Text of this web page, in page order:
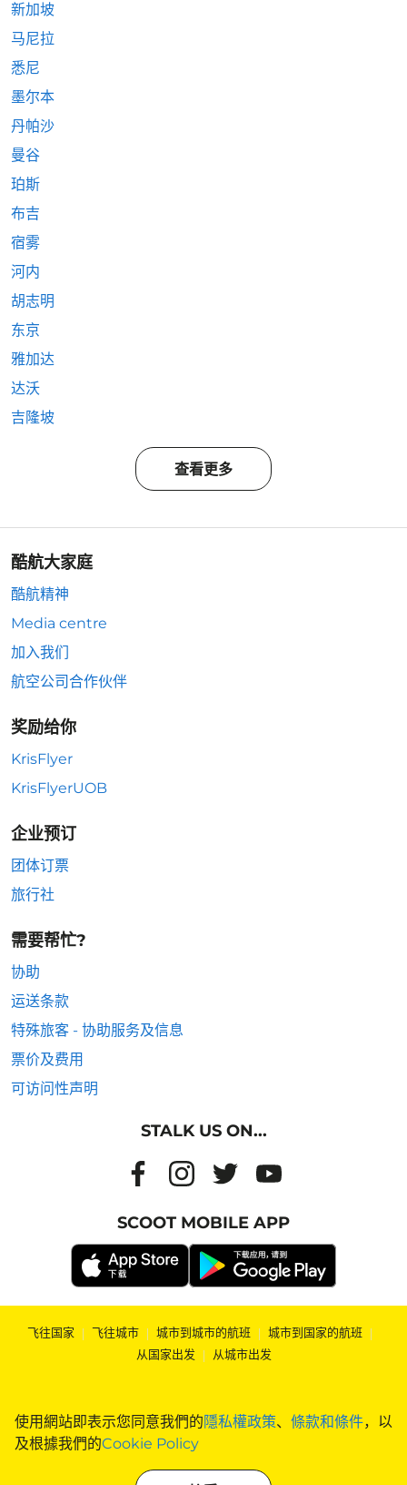
使用網站即表示您同意我們的隱私權政策、 條款和條件，以
及根據我們的Cookie Policy
新加坡
马尼拉
悉尼
墨尔本
丹帕沙
曼谷
珀斯
布吉
宿雾
河内
胡志明
东京
雅加达
达沃
吉隆坡
查看更多
酷航大家庭
酷航精神
Media centre
加入我们
航空公司合作伙伴
奖励给你
KrisFlyer
KrisFlyerUOB
企业预订
团体订票
旅行社
需要帮忙?
协助
运送条款
特殊旅客 - 协助服务及信息
票价及费用
可访问性声明
STALK US ON...
SCOOT MOBILE APP
飞往国家 | 飞往城市 | 城市到城市的航班 | 城市到国家的航班 |
从国家出发 | 从城市出发